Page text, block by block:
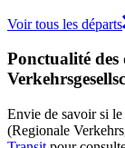
Voir tous les départs
Ponctualité
Envie de savoir si
(Regionale